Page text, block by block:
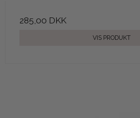
285,00 DKK
VIS PRODUKT